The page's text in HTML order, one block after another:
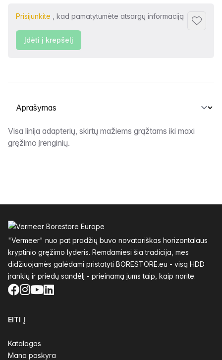
Prisijunkite , kad pamatytumėte atsargų informaciją
Pridėti
Įdėti į krepšelį
Pasirinkite skirtuką
Aprašymas
Visa linija adapterių, skirtų mažiems grąžtams iki maxi
gręžimo įrenginių.
"Vermeer" nuo pat pradžių buvo novatoriškas horizontalaus
kryptinio gręžimo lyderis. Remdamiesi šia tradicija, mes
didžiuojamės galėdami pristatyti BORESTORE.eu - visą HDD
įrankių ir priedų sandėlį - prieinamą jums taip, kaip norite.
Facebook
Instagram
YouTube
LinkedIn
EITI Į
Katalogas
Mano paskyra